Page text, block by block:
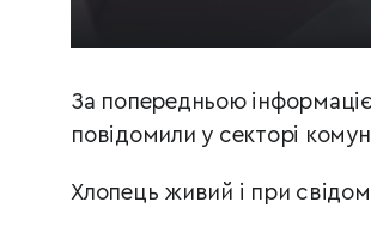
За попередньою
повідомили у секторі
Хлопець живий і при св